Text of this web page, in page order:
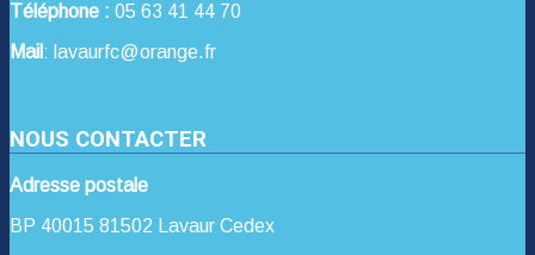
Téléphone : 05 63 41 44 70
Mail : lavaurfc@orange.fr
NOUS CONTACTER
Adresse postale
BP 40015 81502 Lavaur Cedex